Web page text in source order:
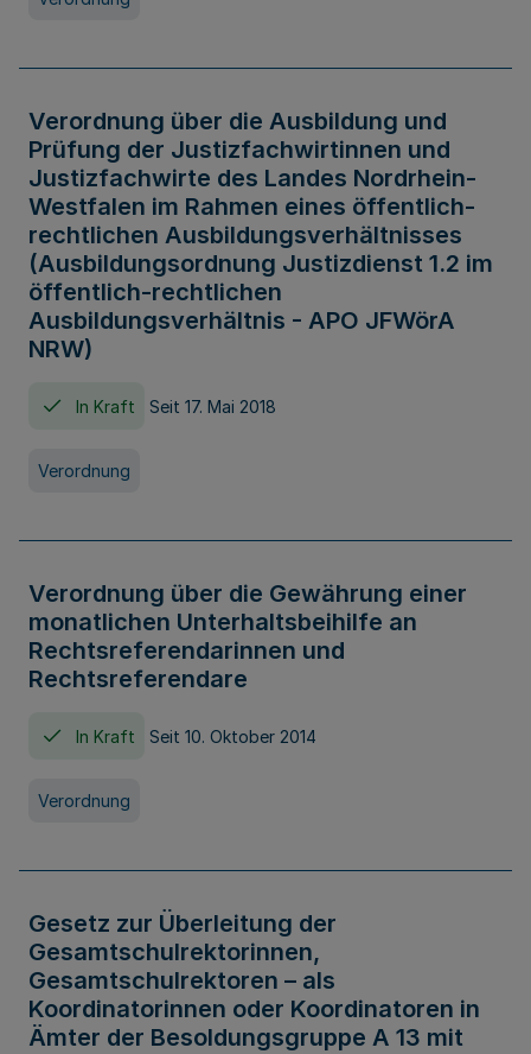
Verordnung über die Ausbildung und
Prüfung der Justizfachwirtinnen und
Justizfachwirte des Landes Nordrhein-
Westfalen im Rahmen eines öffentlich-
rechtlichen Ausbildungsverhältnisses
(Ausbildungsordnung Justizdienst 1.2 im
öffentlich-rechtlichen
Ausbildungsverhältnis - APO JFWörA
NRW)
In Kraft Seit 17. Mai 2018
Verordnung
Verordnung über die Gewährung einer
monatlichen Unterhaltsbeihilfe an
Rechtsreferendarinnen und
Rechtsreferendare
In Kraft Seit 10. Oktober 2014
Verordnung
Gesetz zur Überleitung der
Gesamtschulrektorinnen,
Gesamtschulrektoren – als
Koordinatorinnen oder Koordinatoren in
Ämter der Besoldungsgruppe A 13 mit